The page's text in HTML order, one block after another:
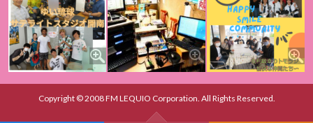
Copyright © 2008 FM LEQUIO Corporation. All Rights Reserved.